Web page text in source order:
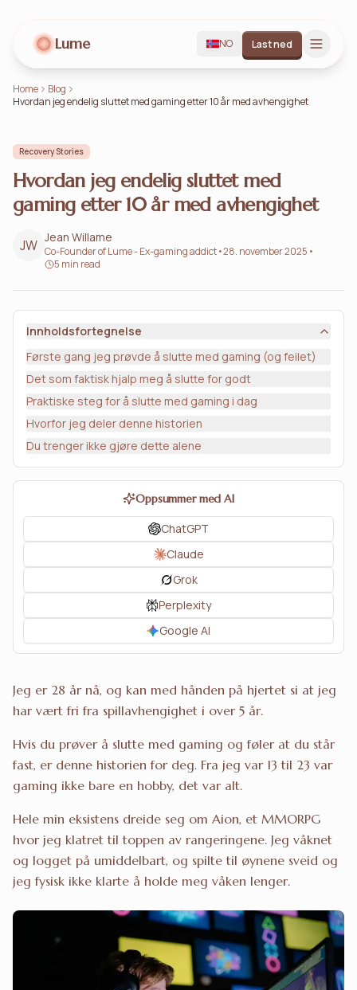
Lume NO Last ned
Home
Blog
Hvordan jeg endelig sluttet med gaming etter 10 år med avhengighet
Recovery Stories
Hvordan jeg endelig sluttet med
gaming etter 10 år med avhengighet
JW Jean Willame
Co-Founder of Lume - Ex-gaming addict•28. november 2025 •
5 min read
Innholdsfortegnelse
Første gang jeg prøvde å slutte med gaming (og feilet)
Det som faktisk hjalp meg å slutte for godt
Praktiske steg for å slutte med gaming i dag
Hvorfor jeg deler denne historien
Du trenger ikke gjøre dette alene
Oppsummer med AI
ChatGPT
Claude
Grok
Perplexity
Google AI
Jeg er 28 år nå, og kan med hånden på hjertet si at jeg
har vært fri fra spillavhengighet i over 5 år.
Hvis du prøver å slutte med gaming og føler at du står
fast, er denne historien for deg. Fra jeg var 13 til 23 var
gaming ikke bare en hobby, det var alt.
Hele min eksistens dreide seg om Aion, et MMORPG
hvor jeg klatret til toppen av rangeringene. Jeg våknet
og logget på umiddelbart, og spilte til øynene sveid og
jeg fysisk ikke klarte å holde meg våken lenger.